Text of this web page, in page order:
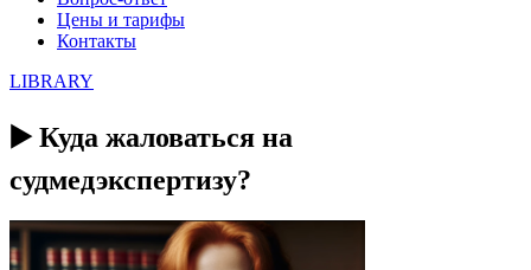
Цены и тарифы
Контакты
LIBRARY
▶️ Куда жаловаться на
судмедэкспертизу?